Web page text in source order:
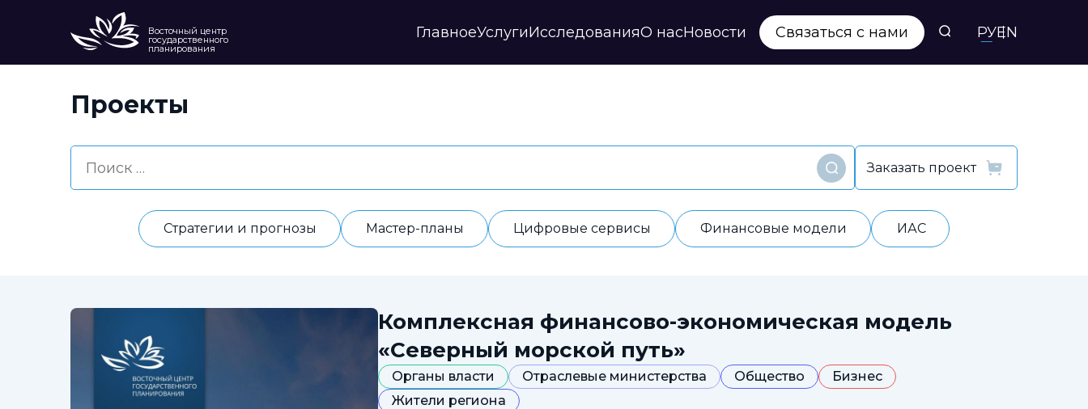
Восточный центр
государственного
планирования
ГлавноеУслуги
Финансовые модели
Исследования
Профили регионов
О нас
Документы
Новости Связаться с нами РУEN
Проекты
НайтиЗаказать проект
Стратегии и прогнозы Мастер-планы Цифровые сервисы Финансовые модели ИАС
Комплексная финансово-экономическая модель
«Северный морской путь»
Органы власти Отраслевые министерства Общество
Бизнес
Жители региона